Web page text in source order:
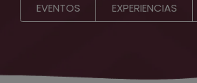
EVENTOS EXPERIENCIAS